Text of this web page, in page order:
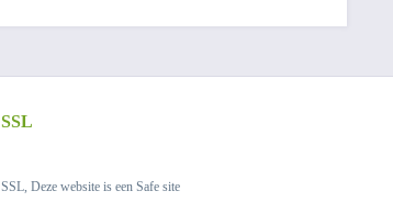
SSL
SSL, Deze website is een Safe site